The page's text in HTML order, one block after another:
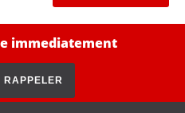
immediatement